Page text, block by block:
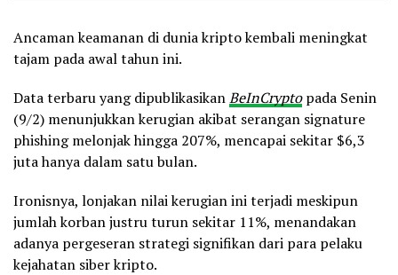
Ancaman keamanan di dunia kripto kembali meningkat
tajam pada awal tahun ini.
Data terbaru yang dipublikasikanBeInCryptopada Senin
(9/2) menunjukkan kerugian akibat serangan signature
phishing melonjak hingga 207%, mencapai sekitar $6,3
juta hanya dalam satu bulan.
Ironisnya, lonjakan nilai kerugian ini terjadi meskipun
jumlah korban justru turun sekitar 11%, menandakan
adanya pergeseran strategi signifikan dari para pelaku
kejahatan siber kripto.